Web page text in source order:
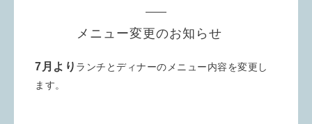
メニュー変更のお知らせ
7月より ランチとディナーのメニュー内容を変更し
ます。